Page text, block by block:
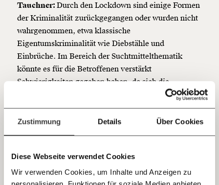
Zustimmung Details Über Cookies
Diese Webseite verwendet Cookies
Wir verwenden Cookies, um Inhalte und Anzeigen zu
Netz. Unabhängig und werbefrei. Und das wird auch
so bleiben. Kämpf’ mit uns für den Fortschritt und
unterstütze uns mit Deinem Mitgliedsbeitrag.
Hier unsere IBAN: AT34 4300 0498 0007 6017
Kontoinhaber: Momentum Institut - Verein für
sozialen Fortschritt
Jetzt
einfach
teilen.
Tauchner: Durch den Lockdown sind einige Formen
der Kriminalität zurückgegangen oder wurden nicht
wahrgenommen, etwa klassische
Eigentumskriminalität wie Diebstähle und
Einbrüche. Im Bereich der Suchtmittelthematik
könnte es für die Betroffenen verstärkt
Schwierigkeiten gegeben haben, da sich die
Situation in der Isolation für viele Abhängige
verschärft hat. Wir wissen, dass der Bierkonsum
gestiegen ist. Es ist auch davon auszugehen, dass
sich der Konsum von illegalen Substanzen verstärkt
Unterstützung für Familien und Kinder. Welche